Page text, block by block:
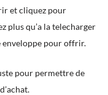
et cliquez pour
plus qu’a la telecharger
enveloppe pour offrir.
pour permettre de